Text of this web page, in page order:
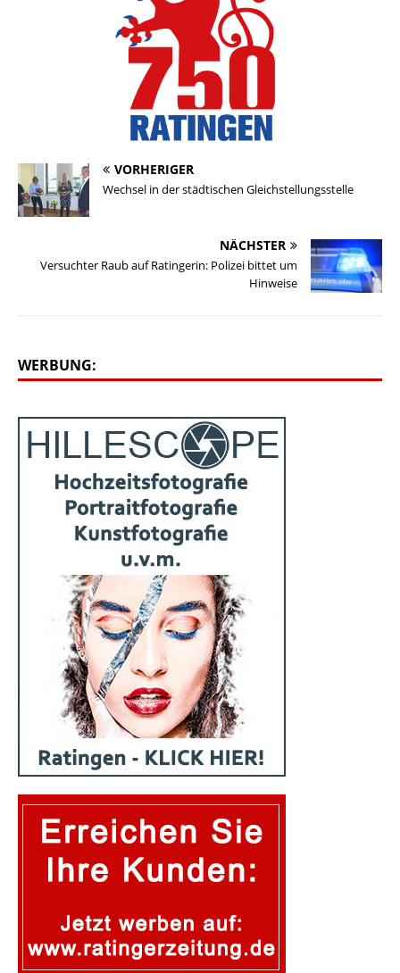
VORHERIGER
Wechsel in der städtischen Gleichstellungsstelle
NÄCHSTER
Versuchter Raub auf Ratingerin: Polizei bittet um
Hinweise
WERBUNG: